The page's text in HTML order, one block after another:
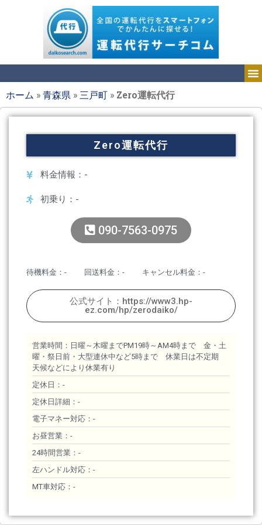
ホーム »青森県 » 三戸町 » Zero運転代行
Zero運転代行
料金情報：-
初乗り：-
090-7563-0975
待機料金：- 回送料金：- キャンセル料金：-
公式サイト：https://www3.hp-
ez.com/hp/zerodaiko/
営業時間：日曜～木曜までPM19時～AM4時まで 金・土
曜・祭日前・大型連休中など5時まで 休業日は不定期
天候などにより休業有り
定休日：-
定休日詳細：-
電子マネー対応：-
お昼営業：-
24時間営業：-
左ハンドル対応：-
MT車対応：-